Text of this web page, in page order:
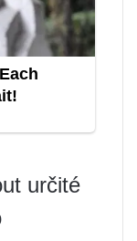
určité